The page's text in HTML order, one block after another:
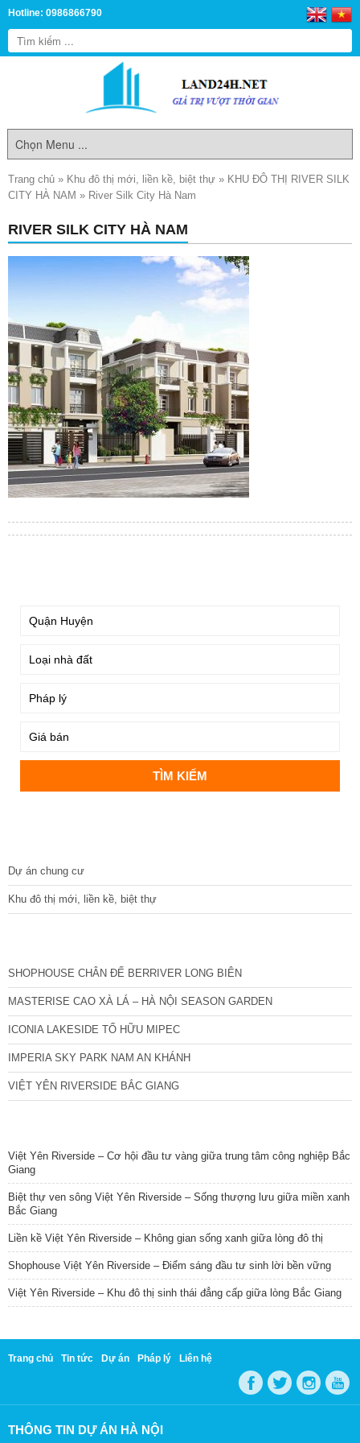
Hotline: 0986866790
Trang chủ » Khu đô thị mới, liền kề, biệt thự » KHU ĐÔ THỊ RIVER SILK
CITY HÀ NAM » River Silk City Hà Nam
RIVER SILK CITY HÀ NAM
Dự án chung cư
Khu đô thị mới, liền kề, biệt thự
SHOPHOUSE CHÂN ĐẾ BERRIVER LONG BIÊN
MASTERISE CAO XÀ LÁ – HÀ NỘI SEASON GARDEN
ICONIA LAKESIDE TỐ HỮU MIPEC
IMPERIA SKY PARK NAM AN KHÁNH
VIỆT YÊN RIVERSIDE BẮC GIANG
Việt Yên Riverside – Cơ hội đầu tư vàng giữa trung tâm công nghiệp Bắc
Giang
Biệt thự ven sông Việt Yên Riverside – Sống thượng lưu giữa miền xanh
Bắc Giang
Liền kề Việt Yên Riverside – Không gian sống xanh giữa lòng đô thị
Shophouse Việt Yên Riverside – Điểm sáng đầu tư sinh lời bền vững
Việt Yên Riverside – Khu đô thị sinh thái đẳng cấp giữa lòng Bắc Giang
Trang chủ Tin tức Dự án Pháp lý Liên hệ
THÔNG TIN DỰ ÁN HÀ NỘI